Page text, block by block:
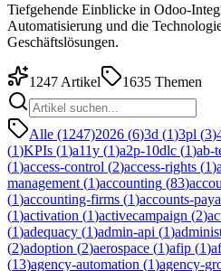
Tiefgehende Einblicke in Odoo-
Automatisierung und die
Geschäftslösungen.
1247 Artikel 1635 Themen
Alle (1247)2026 (6)3d (1)3pl (3)
(1)KPIs (1)a11y (1)a2p-10dlc (1)ab-
(1)access-control (2)access-rights (1)
management (1)accounting (83)
(1)accounting-firms (1)accounts-
(1)activation (1)activecampaign (2)
(1)adequacy (1)admin-api (1)
(2)adoption (2)aerospace (1)afip (1)
(13)agency-automation (1)agency-